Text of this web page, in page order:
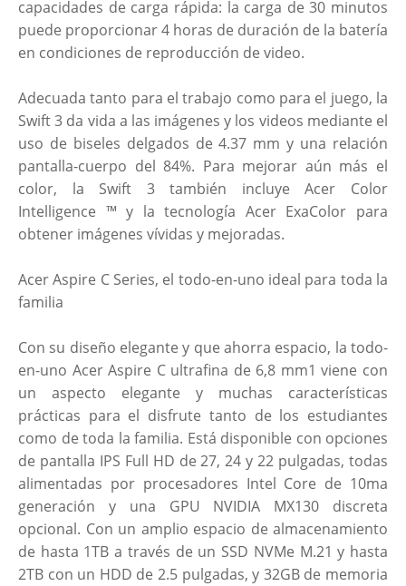
capacidades de carga rápida: la carga de 30 minutos
puede proporcionar 4 horas de duración de la batería
en condiciones de reproducción de video.
Adecuada tanto para el trabajo como para el juego, la
Swift 3 da vida a las imágenes y los videos mediante el
uso de biseles delgados de 4.37 mm y una relación
pantalla-cuerpo del 84%. Para mejorar aún más el
color, la Swift 3 también incluye Acer Color
Intelligence ™ y la tecnología Acer ExaColor para
obtener imágenes vívidas y mejoradas.
Acer Aspire C Series, el todo-en-uno ideal para toda la
familia
Con su diseño elegante y que ahorra espacio, la todo-
en-uno Acer Aspire C ultrafina de 6,8 mm1 viene con
un aspecto elegante y muchas características
prácticas para el disfrute tanto de los estudiantes
como de toda la familia. Está disponible con opciones
de pantalla IPS Full HD de 27, 24 y 22 pulgadas, todas
alimentadas por procesadores Intel Core de 10ma
generación y una GPU NVIDIA MX130 discreta
opcional. Con un amplio espacio de almacenamiento
de hasta 1TB a través de un SSD NVMe M.21 y hasta
2TB con un HDD de 2.5 pulgadas, y 32GB de memoria